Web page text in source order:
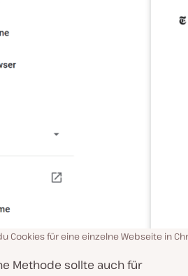
Cookies für eine einzelne Webseite in
Methode sollte auch für